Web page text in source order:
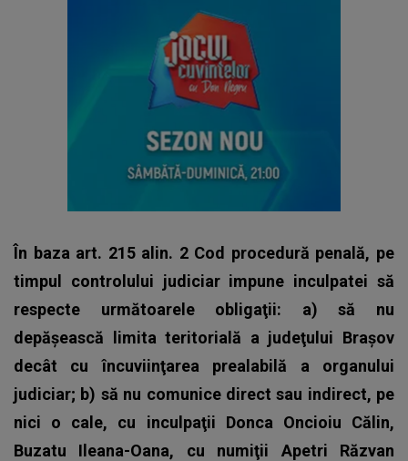
În baza art. 215 alin. 2 Cod procedură penală, pe
timpul controlului judiciar impune inculpatei să
respecte următoarele obligaţii: a) să nu
depăşească limita teritorială a judeţului Braşov
decât cu încuviinţarea prealabilă a organului
judiciar; b) să nu comunice direct sau indirect, pe
nici o cale, cu inculpaţii Donca Oncioiu Călin,
Buzatu Ileana-Oana, cu numiţii Apetri Răzvan